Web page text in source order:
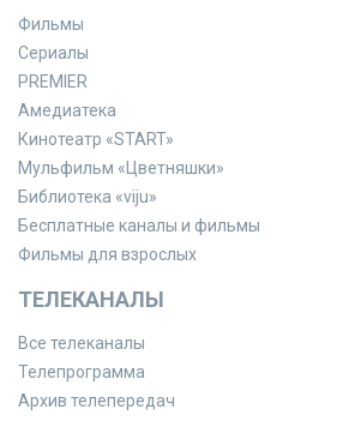
Фильмы
Сериалы
PREMIER
Амедиатека
Кинотеатр «START»
Мульфильм «Цветняшки»
Библиотека «viju»
Бесплатные каналы и фильмы
Фильмы для взрослых
ТЕЛЕКАНАЛЫ
Все телеканалы
Телепрограмма
Архив телепередач